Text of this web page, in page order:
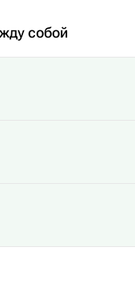
собой